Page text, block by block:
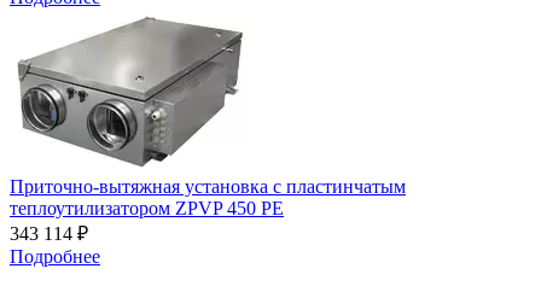
Приточно-вытяжная установка с пластинчатым
теплоутилизатором ZPVP 450 PE
343 114 ₽
Подробнее